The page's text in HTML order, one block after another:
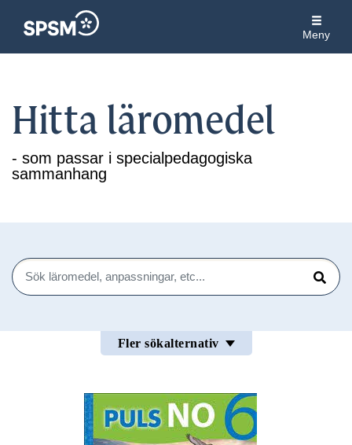
Meny
Hitta läromedel
- som passar i specialpedagogiska
sammanhang
Sök
Sök
Fler sökalternativ